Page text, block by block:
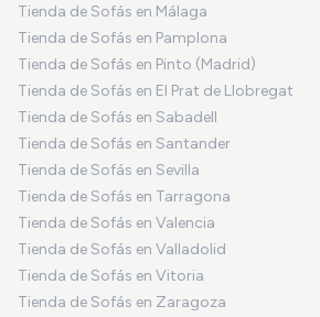
Tienda de Sofás en Málaga
Tienda de Sofás en Pamplona
Tienda de Sofás en Pinto (Madrid)
Tienda de Sofás en El Prat de Llobregat
Tienda de Sofás en Sabadell
Tienda de Sofás en Santander
Tienda de Sofás en Sevilla
Tienda de Sofás en Tarragona
Tienda de Sofás en Valencia
Tienda de Sofás en Valladolid
Tienda de Sofás en Vitoria
Tienda de Sofás en Zaragoza